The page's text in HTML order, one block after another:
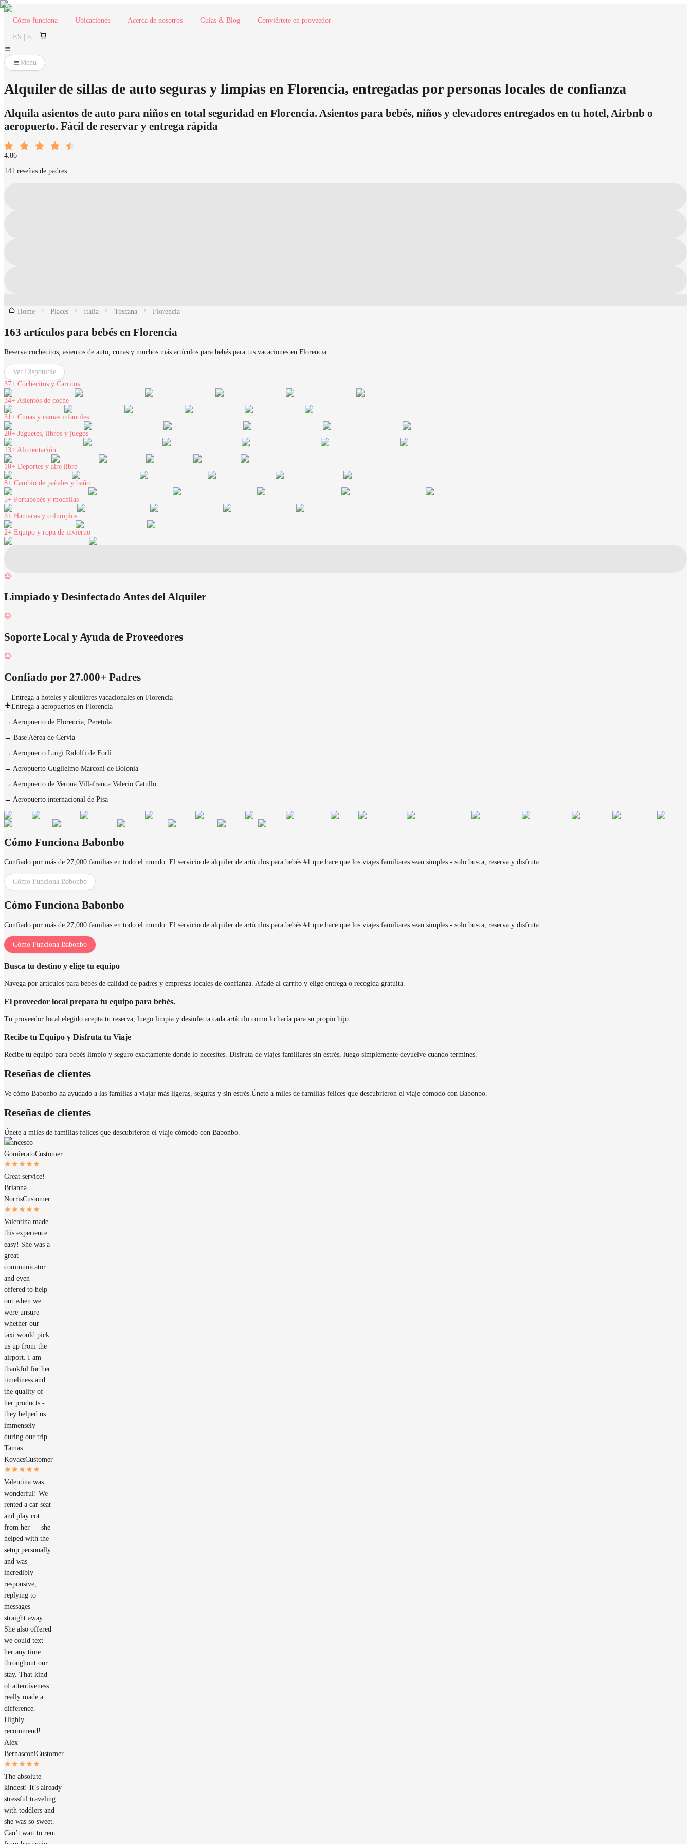
Cómo funciona Ubicaciones Acerca de nosotros Guías & Blog Conviértete en proveedor
ES | $
Menu
Alquiler de sillas de auto seguras y limpias en Florencia, entregadas por personas locales de confianza
Alquila asientos de auto para niños en total seguridad en Florencia. Asientos para bebés, niños y elevadores entregados en tu hotel, Airbnb o
aeropuerto. Fácil de reservar y entrega rápida
4.86
141 reseñas de padres
Home Places Italia Toscana Florencia
163 artículos para bebés en Florencia
Reserva cochecitos, asientos de auto, cunas y muchos más artículos para bebés para tus vacaciones en Florencia.
Ver Disponible
37+ Cochecitos y Carritos
34+ Asientos de coche
31+ Cunas y camas infantiles
20+ Juguetes, libros y juegos
13+ Alimentación
10+ Deportes y aire libre
8+ Cambio de pañales y baño
5+ Portabebés y mochilas
3+ Hamacas y columpios
2+ Equipo y ropa de invierno
Limpiado y Desinfectado Antes del Alquiler
Soporte Local y Ayuda de Proveedores
Confiado por 27.000+ Padres
Entrega a hoteles y alquileres vacacionales en Florencia
Entrega a aeropuertos en Florencia
→ Aeropuerto de Florencia, Peretola
→ Base Aérea de Cervia
→ Aeropuerto Luigi Ridolfi de Forlì
→ Aeropuerto Guglielmo Marconi de Bolonia
→ Aeropuerto de Verona Villafranca Valerio Catullo
→ Aeropuerto internacional de Pisa
Cómo Funciona Babonbo
Confiado por más de 27,000 familias en todo el mundo. El servicio de alquiler de artículos para bebés #1 que hace que los viajes familiares sean simples - solo busca, reserva y disfruta.
Cómo Funciona Babonbo
Cómo Funciona Babonbo
Confiado por más de 27,000 familias en todo el mundo. El servicio de alquiler de artículos para bebés #1 que hace que los viajes familiares sean simples - solo busca, reserva y disfruta.
Cómo Funciona Babonbo
Busca tu destino y elige tu equipo
Navega por artículos para bebés de calidad de padres y empresas locales de confianza. Añade al carrito y elige entrega o recogida gratuita.
El proveedor local prepara tu equipo para bebés.
Tu proveedor local elegido acepta tu reserva, luego limpia y desinfecta cada artículo como lo haría para su propio hijo.
Recibe tu Equipo y Disfruta tu Viaje
Recibe tu equipo para bebés limpio y seguro exactamente donde lo necesites. Disfruta de viajes familiares sin estrés, luego simplemente devuelve cuando termines.
Reseñas de clientes
Ve cómo Babonbo ha ayudado a las familias a viajar más ligeras, seguras y sin estrés. Únete a miles de familias felices que descubrieron el viaje cómodo con Babonbo.
Reseñas de clientes
Únete a miles de familias felices que descubrieron el viaje cómodo con Babonbo.
Francesco
GomieratoCustomer
Great service!
Brianna
NorrisCustomer
Valentina made
this experience
easy! She was a
great
communicator
and even
offered to help
out when we
were unsure
whether our
taxi would pick
us up from the
airport. I am
thankful for her
timeliness and
the quality of
her products -
they helped us
immensely
during our trip.
Tamas
KovacsCustomer
Valentina was
wonderful! We
rented a car seat
and play cot
from her — she
helped with the
setup personally
and was
incredibly
responsive,
replying to
messages
straight away.
She also offered
we could text
her any time
throughout our
stay. That kind
of attentiveness
really made a
difference.
Highly
recommend!
Alex
BernasconiCustomer
The absolute
kindest! It’s already
stressful traveling
with toddlers and
she was so sweet.
Can’t wait to rent